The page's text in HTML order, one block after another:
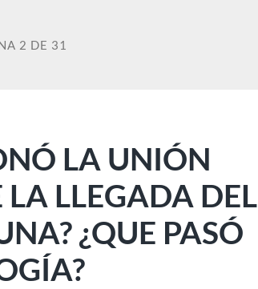
2 DE 31
LA UNIÓN
LLEGADA DEL
¿QUE PASÓ